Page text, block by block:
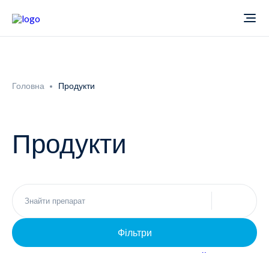
Новини
Неврологія
Фармаконагляд
Кар'єра
Головна Продукти
Продукти
Фільтри